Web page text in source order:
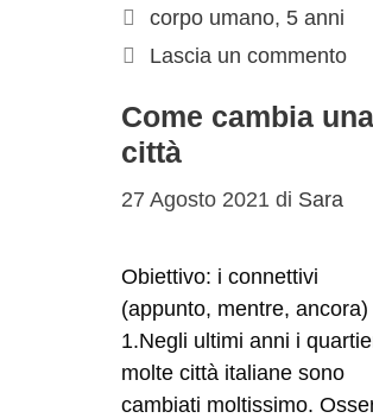
corpo umano, 5 anni
Lascia un commento
Come cambia una
città
27 Agosto 2021 di Sara
Obiettivo: i connettivi
(appunto, mentre, ancora)
1.Negli ultimi anni i
molte città italiane sono
cambiati moltissimo.